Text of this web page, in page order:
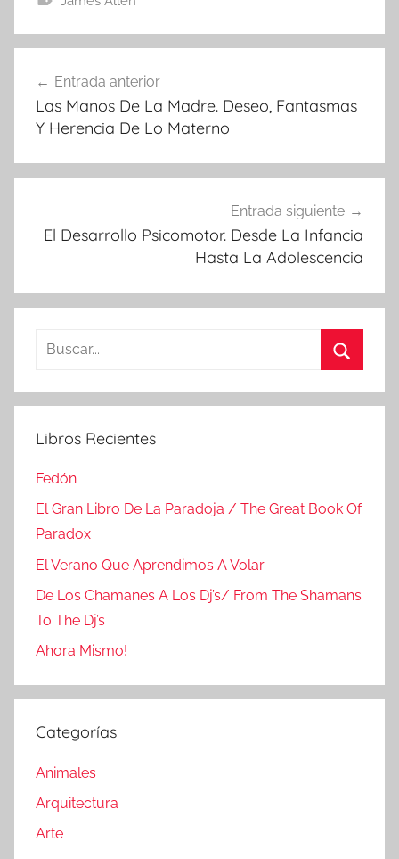
de
entradas
Entrada anterior
Las Manos De La Madre. Deseo, Fantasmas
Y Herencia De Lo Materno
Entrada siguiente
El Desarrollo Psicomotor. Desde La Infancia
Hasta La Adolescencia
Buscar:
Libros Recientes
Fedón
El Gran Libro De La Paradoja / The Great Book Of
Paradox
El Verano Que Aprendimos A Volar
De Los Chamanes A Los Dj’s/ From The Shamans
To The Dj’s
Ahora Mismo!
Categorías
Animales
Arquitectura
Arte